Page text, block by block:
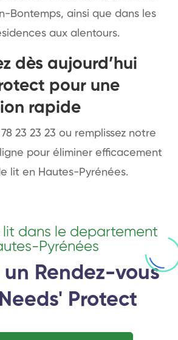
Bontemps, ainsi que dans les
aux alentours.
dès aujourd’hui
pour une
rapide
23 23 23 ou remplissez notre
pour éliminer efficacement
lit en Hautes-Pyrénées.
lit dans le departement
Pyrénées
un Rendez-vous
Protect